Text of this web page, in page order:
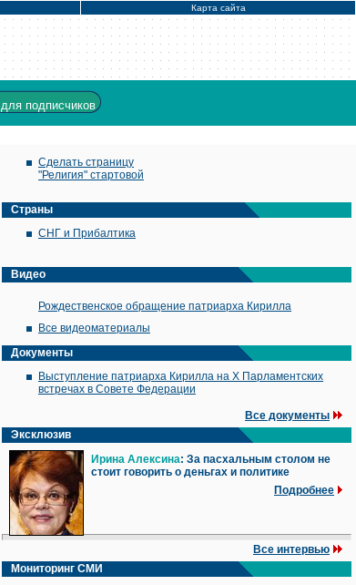
Карта сайта
для подписчиков
Сделать страницу
"Религия" стартовой
Страны
СНГ и Прибалтика
Видео
Рождественское обращение патриарха Кирилла
Все видеоматериалы
Документы
Выступление патриарха Кирилла на X Парламентских
встречах в Совете Федерации
Все документы
Эксклюзив
Ирина Алексина: За пасхальным столом не
стоит говорить о деньгах и политике
Подробнее
Все интервью
Мониторинг СМИ